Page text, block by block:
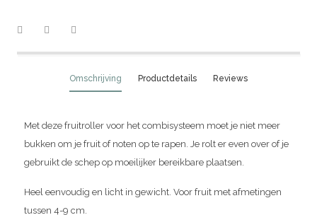
Omschrijving Productdetails Reviews
Met deze fruitroller voor het combisysteem moet je niet meer
bukken om je fruit of noten op te rapen. Je rolt er even over of je
gebruikt de schep op moeilijker bereikbare plaatsen.
Heel eenvoudig en licht in gewicht. Voor fruit met afmetingen
tussen 4-9 cm.